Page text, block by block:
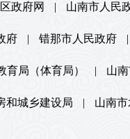
政府网 | 山南市人民
府 | 错那市人民政府 |
育局（体育局） | 山
和城乡建设局 | 山南